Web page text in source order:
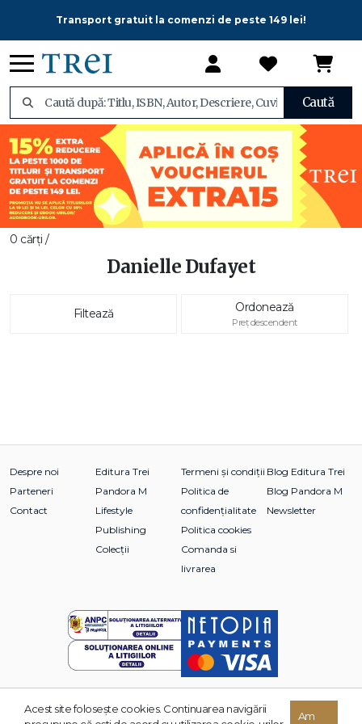
Transport gratuit la comenzi de peste 149 lei!
Caută
0 cărți /
Danielle Dufayet
Filtează Ordonează
Preț descendent
Despre noi
Parteneri
Contact
Editura Trei
Pandora M
Lifestyle
Publishing
Colecții
Termeni și condiții
Politica de
confidențialitate
Politica cookies
Comanda si
livrarea
Blog Editura Trei
Blog Pandora M
Newsletter
© 2026 Grupul Editorial TREI. Toate drepturile rezervate.
Acest site foloseşte cookies. Continuarea navigării
Am